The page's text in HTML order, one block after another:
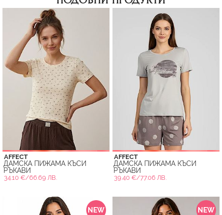
AFFECT
ДАМСКА ПИЖАМА КЪСИ
РЪКАВИ
34.10 €/66.69 ЛВ.
AFFECT
ДАМСКА ПИЖАМА КЪСИ
РЪКАВИ
39.40 €/77.06 ЛВ.
NEW NEW